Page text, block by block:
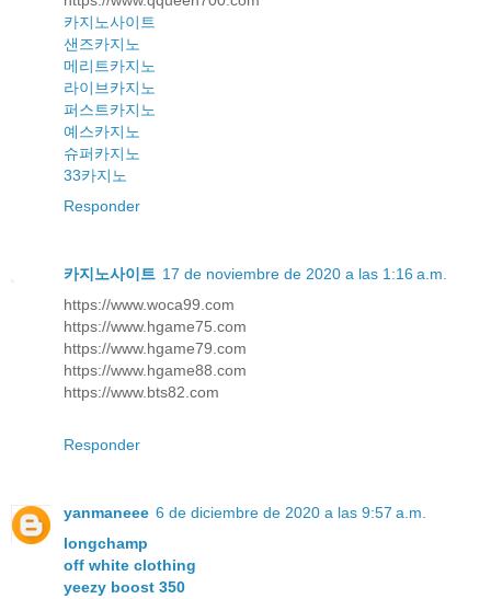
카지노사이트
샌즈카지노
메리트카지노
라이브카지노
퍼스트카지노
예스카지노
슈퍼카지노
33카지노
Responder
카지노사이트 17 de noviembre de 2020 a las 1:16 a.m.
https://www.woca99.com
https://www.hgame75.com
https://www.hgame79.com
https://www.hgame88.com
https://www.bts82.com
Responder
yanmaneee 6 de diciembre de 2020 a las 9:57 a.m.
longchamp
off white clothing
yeezy boost 350